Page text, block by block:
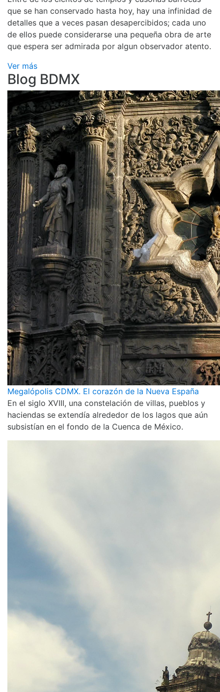
que se han conservado hasta hoy, hay una infinidad de
detalles que a veces pasan desapercibidos; cada uno
de ellos puede considerarse una pequeña obra de arte
que espera ser admirada por algun observador atento.
Ver más
Blog BDMX
Megalópolis CDMX. El corazón de la Nueva España
En el siglo XVIII, una constelación de villas, pueblos y
haciendas se extendía alrededor de los lagos que aún
subsistían en el fondo de la Cuenca de México.